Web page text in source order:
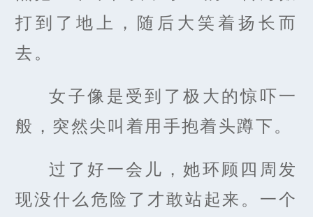
打到了地上，随后大笑着扬长而
去。
女子像是受到了极大的惊吓一
般，突然尖叫着用手抱着头蹲下。
过了好一会儿，她环顾四周发
现没什么危险了才敢站起来。一个